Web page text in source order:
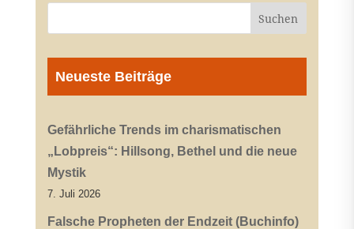
Neueste Beiträge
Gefährliche Trends im charismatischen
„Lobpreis“: Hillsong, Bethel und die neue
Mystik
7. Juli 2026
Falsche Propheten der Endzeit (Buchinfo)